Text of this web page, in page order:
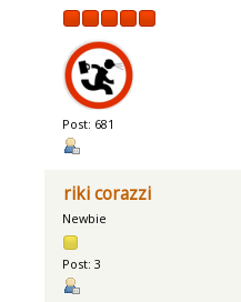
Post: 681
riki corazzi
Newbie
Post: 3